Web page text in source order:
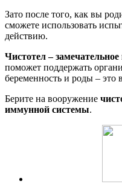
Зато после того, как вы
сможете использовать
действию.
Чистотел – замечательное
поможет поддержать
беременность и роды – это
Берите на вооружение
иммунной системы.